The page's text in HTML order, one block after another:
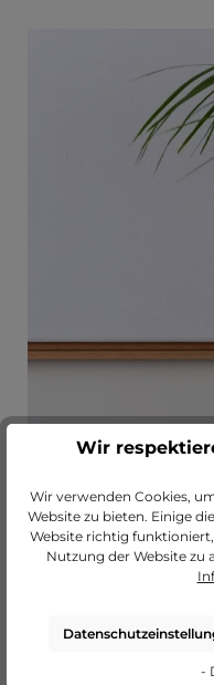
Für deine Bestellung
Keilrahmens in unsere
Bei der Breite der
cmwählen.
Die Größe deines
gewünschten Breite
Ein
Wir
Wir verwenden Cookies,
Website zu bieten. Einige
Website richtig
Nutzung der Website zu
-